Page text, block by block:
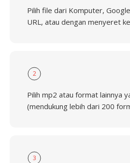
Pilih file dari Komputer,
URL, atau dengan menyeret
2
Pilih mp2 atau format lainnya
(mendukung lebih dari 200
3